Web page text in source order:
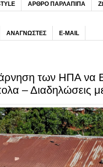
ΑΡΘΡΟ ΠΑΡΛΑΠΙΠΑ
ΑΝΑΓΝΩΣΤΕΣ E-MAIL
των ΗΠΑ να
– Διαδηλώσεις